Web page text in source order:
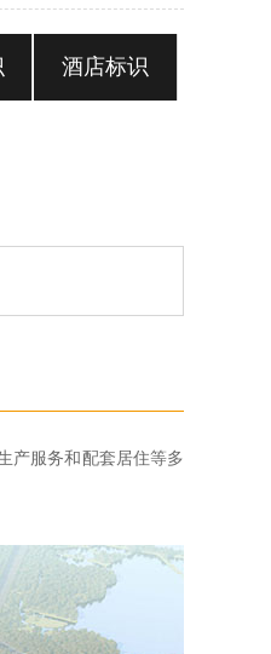
酒店标识
产服务和配套居住等多